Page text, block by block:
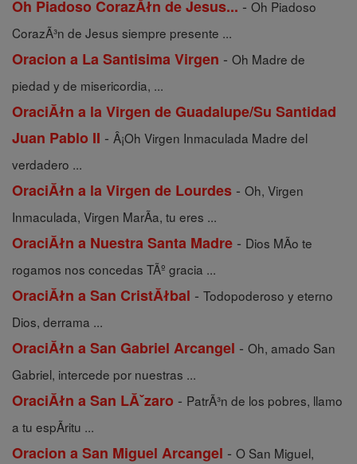
Oh Piadoso CorazĂłn de Jesus... - Oh Piadoso
CorazÃ³n de Jesus siempre presente ...
Oracion a La Santisima Virgen - Oh Madre de
piedad y de misericordia, ...
OraciĂłn a la Virgen de Guadalupe/Su Santidad
Juan Pablo II - Â¡Oh Virgen Inmaculada Madre del
verdadero ...
OraciĂłn a la Virgen de Lourdes - Oh, Virgen
Inmaculada, Virgen MarÃ­a, tu eres ...
OraciĂłn a Nuestra Santa Madre - Dios MÃ­o te
rogamos nos concedas TÃº gracia ...
OraciĂłn a San CristĂłbal - Todopoderoso y eterno
Dios, derrama ...
OraciĂłn a San Gabriel Arcangel - Oh, amado San
Gabriel, intercede por nuestras ...
OraciĂłn a San LĂˇzaro - PatrÃ³n de los pobres, llamo
a tu espÃ­ritu ...
Oracion a San Miguel Arcangel - O San Miguel,